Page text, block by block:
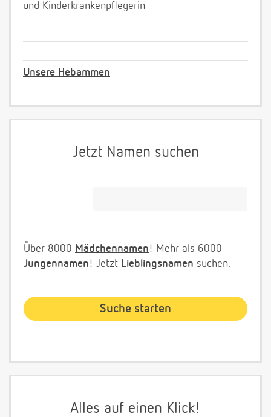
und Kinderkrankenpflegerin
Unsere Hebammen
Jetzt Namen suchen
Über 8000 Mädchennamen! Mehr als 6000
Jungennamen! Jetzt Lieblingsnamen suchen.
Alles auf einen Klick!